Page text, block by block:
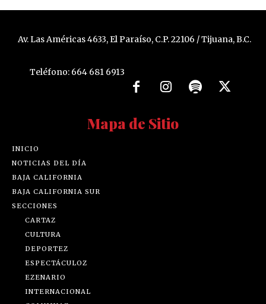
Av. Las Américas 4633, El Paraíso, C.P. 22106 / Tijuana, B.C.
Teléfono: 664 681 6913
Mapa de Sitio
INICIO
NOTICIAS DEL DÍA
BAJA CALIFORNIA
BAJA CALIFORNIA SUR
SECCIONES
CARTAZ
CULTURA
DEPORTEZ
ESPECTÁCULOZ
EZENARIO
INTERNACIONAL